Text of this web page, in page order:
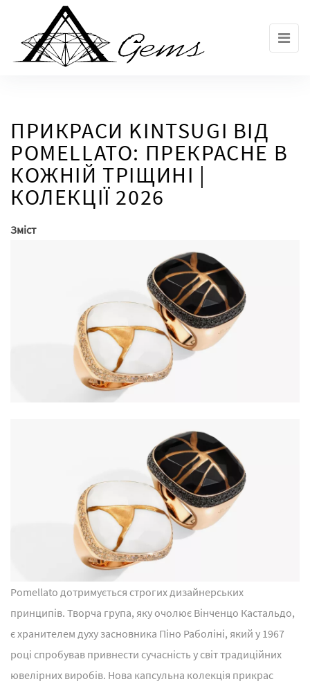
ПРИКРАСИ KINTSUGI ВІД
POMELLATO: ПРЕКРАСНЕ В
КОЖНІЙ ТРІЩИНІ |
КОЛЕКЦІЇ 2026
Зміст
Pomellato дотримується строгих дизайнерських
принципів. Творча група, яку очолює Вінченцо Кастальдо,
є хранителем духу засновника Піно Раболіні, який у 1967
році спробував привнести сучасність у світ традиційних
ювелірних виробів. Нова капсульна колекція прикрас